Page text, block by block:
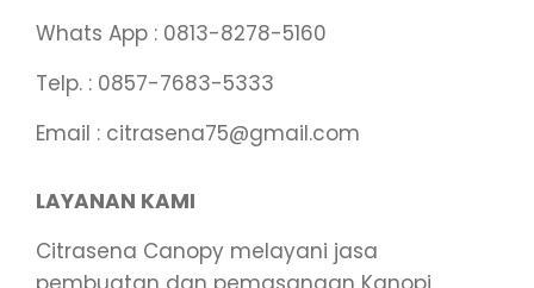
Whats App : 0813-8278-5160
Telp. : 0857-7683-5333
Email : citrasena75@gmail.com
LAYANAN KAMI
Citrasena Canopy melayani jasa